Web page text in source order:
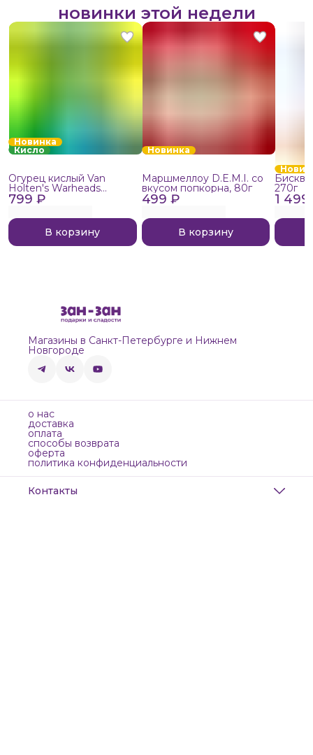
новинки этой недели
Новинка
Кисло
799 ₽
Огурец кислый Van
Holten's Warheads
Extreme Sour, 140г
В корзину
Новинка
499 ₽
Маршмеллоу D.E.M.I. со
вкусом попкорна, 80г
В корзину
1
270г
Магазины в Санкт-Петербурге и Нижнем
Новгороде
о нас
доставка
оплата
способы возврата
оферта
политика конфиденциальности
Контакты